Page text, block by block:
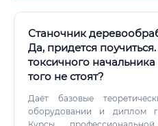
Станочник
Да, придется
токсичного
того не стоят?
Даёт базовые
оборудовании и диплом